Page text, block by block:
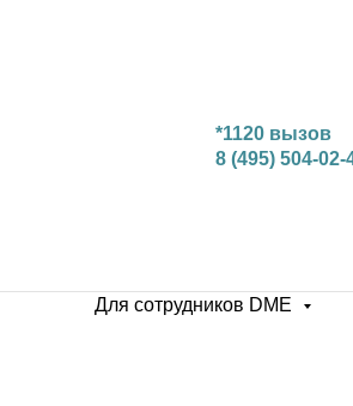
*1120 вызов
8 (495) 504-02-
Для сотрудников DME